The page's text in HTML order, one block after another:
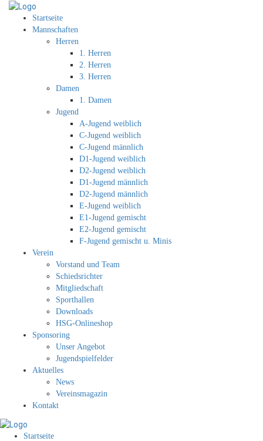
Startseite
Mannschaften
Herren
1. Herren
2. Herren
3. Herren
Damen
1. Damen
Jugend
A-Jugend weiblich
C-Jugend weiblich
C-Jugend männlich
D1-Jugend weiblich
D2-Jugend weiblich
D1-Jugend männlich
D2-Jugend männlich
E-Jugend weiblich
E1-Jugend gemischt
E2-Jugend gemischt
F-Jugend gemischt u. Minis
Verein
Vorstand und Team
Schiedsrichter
Mitgliedschaft
Sporthallen
Downloads
HSG-Onlineshop
Sponsoring
Unser Angebot
Jugendspielfelder
Aktuelles
News
Vereinsmagazin
Kontakt
Startseite